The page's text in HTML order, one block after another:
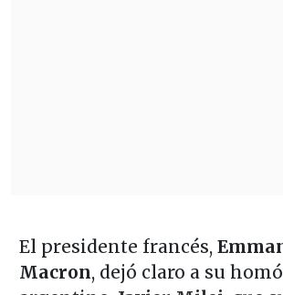
El presidente francés,
Macron, dejó claro a su